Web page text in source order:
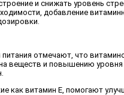
и снижать уровень
добавление
отмечают, что
веществ и повышению уровня
как витамин E, помогают